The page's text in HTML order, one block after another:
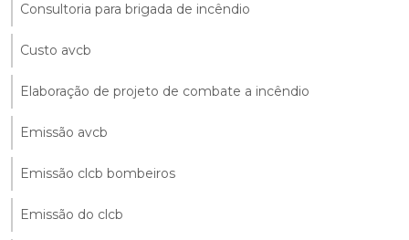
Consultoria para brigada de incêndio
Custo avcb
Elaboração de projeto de combate a incêndio
Emissão avcb
Emissão clcb bombeiros
Emissão do clcb